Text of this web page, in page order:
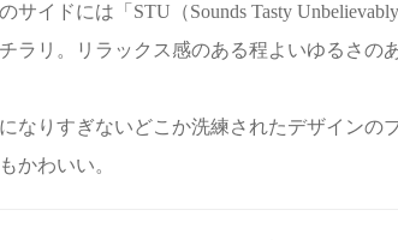
サイドには「STU（Sounds Tasty
ラリ。リラックス感のある程よいゆるさの
なりすぎないどこか洗練されたデザイン
かわいい。